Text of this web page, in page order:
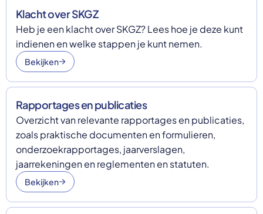
Lees meer
Klacht over SKGZ
Heb je een klacht over SKGZ? Lees hoe je deze kunt
indienen en welke stappen je kunt nemen.
Bekijken
Rapportages en publicaties
Overzicht van relevante rapportages en publicaties,
zoals praktische documenten en formulieren,
onderzoekrapportages, jaarverslagen,
jaarrekeningen en reglementen en statuten.
Bekijken